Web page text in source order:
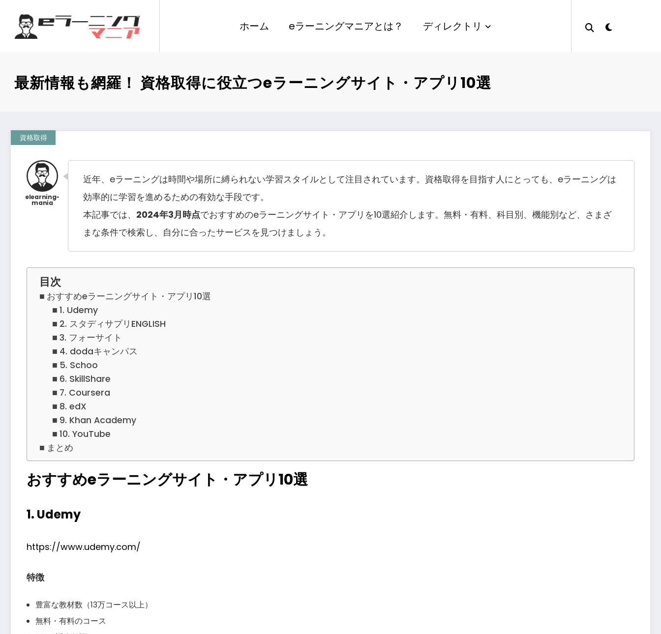
ホーム eラーニングマニアとは？ ディレクトリ
最新情報も網羅！ 資格取得に役立つeラーニングサイト・アプリ10選
資格取得
近年、eラーニングは時間や場所に縛られない学習スタイルとして注目されています。資格取得を目指す人にとっても、eラーニングは
効率的に学習を進めるための有効な手段です。
本記事では、 2024年3月時点でおすすめのeラーニングサイト・アプリを10選紹介します。無料・有料、科目別、機能別など、さまざ
まな条件で検索し、自分に合ったサービスを見つけましょう。
目次
おすすめeラーニングサイト・アプリ10選
1. Udemy
2. スタディサプリENGLISH
3. フォーサイト
4. dodaキャンパス
5. Schoo
6. SkillShare
7. Coursera
8. edX
9. Khan Academy
10. YouTube
まとめ
おすすめeラーニングサイト・アプリ10選
1. Udemy
https://www.udemy.com/
特徴
豊富な教材数（13万コース以上）
無料・有料のコース